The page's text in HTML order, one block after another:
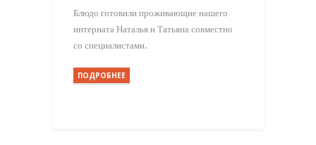
Блюдо готовили проживающие нашего
интерната Наталья и Татьяна совместно
со специалистами.
ПОДРОБНЕЕ